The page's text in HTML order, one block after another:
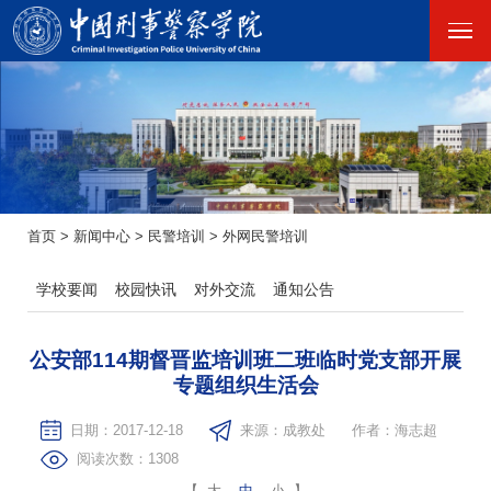
首页 > 新闻中心 > 民警培训 > 外网民警培训
学校要闻 校园快讯 对外交流 通知公告
公安部114期督晋监培训班二班临时党支部开展
专题组织生活会
日期：2017-12-18 来源：成教处
作者：海志超
阅读次数： 1308